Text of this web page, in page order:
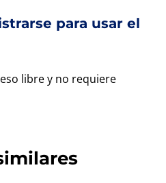
para usar el
libre y no requiere